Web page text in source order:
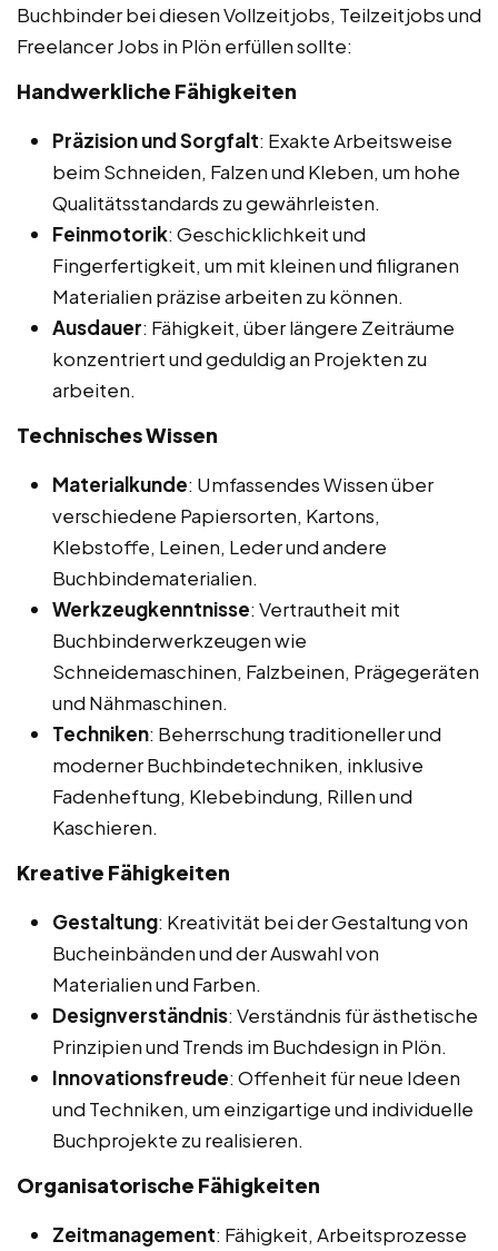
Buchbinder bei diesen Vollzeitjobs, Teilzeitjobs und
Freelancer Jobs in Plön erfüllen sollte:
Handwerkliche Fähigkeiten
Präzision und Sorgfalt: Exakte Arbeitsweise
beim Schneiden, Falzen und Kleben, um hohe
Qualitätsstandards zu gewährleisten.
Feinmotorik: Geschicklichkeit und
Fingerfertigkeit, um mit kleinen und filigranen
Materialien präzise arbeiten zu können.
Ausdauer: Fähigkeit, über längere Zeiträume
konzentriert und geduldig an Projekten zu
arbeiten.
Technisches Wissen
Materialkunde: Umfassendes Wissen über
verschiedene Papiersorten, Kartons,
Klebstoffe, Leinen, Leder und andere
Buchbindematerialien.
Werkzeugkenntnisse: Vertrautheit mit
Buchbinderwerkzeugen wie
Schneidemaschinen, Falzbeinen, Prägegeräten
und Nähmaschinen.
Techniken: Beherrschung traditioneller und
moderner Buchbindetechniken, inklusive
Fadenheftung, Klebebindung, Rillen und
Kaschieren.
Kreative Fähigkeiten
Gestaltung: Kreativität bei der Gestaltung von
Bucheinbänden und der Auswahl von
Materialien und Farben.
Designverständnis: Verständnis für ästhetische
Prinzipien und Trends im Buchdesign in Plön.
Innovationsfreude: Offenheit für neue Ideen
und Techniken, um einzigartige und individuelle
Buchprojekte zu realisieren.
Organisatorische Fähigkeiten
Zeitmanagement: Fähigkeit, Arbeitsprozesse